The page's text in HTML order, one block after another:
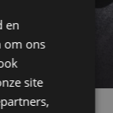
en
om ons
site